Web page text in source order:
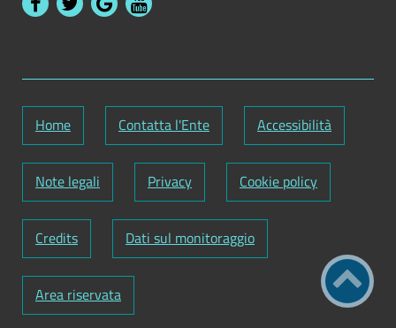
Home Contatta l'Ente Accessibilità
Note legali Privacy Cookie policy
Credits Dati sul monitoraggio
Area riservata